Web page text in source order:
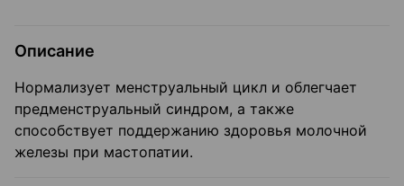
Описание
Нормализует менструальный цикл и облегчает
предменструальный синдром, а также
способствует поддержанию здоровья молочной
железы при мастопатии.